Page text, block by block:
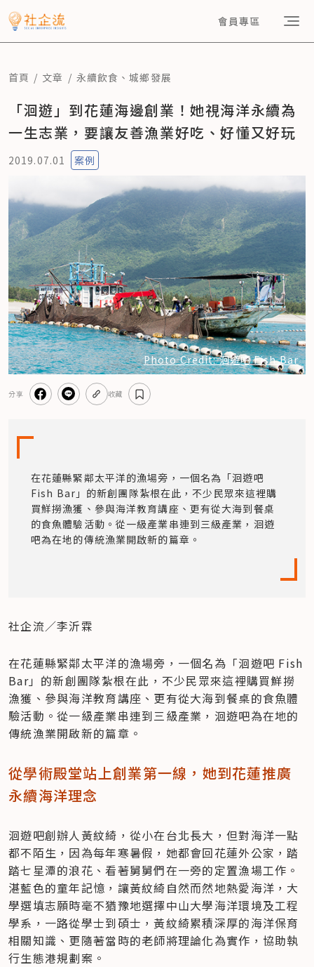
會員專區
首頁 文章 永續飲食 、城鄉發展
「洄遊」到花蓮海邊創業！她視海洋永續為
一生志業，要讓友善漁業好吃、好懂又好玩
2019.07.01 案例
Photo Credit: 洄遊吧 Fish Bar
分享 收藏
在花蓮縣緊鄰太平洋的漁場旁，一個名為「洄遊吧
Fish Bar」的新創團隊紮根在此，不少民眾來這裡購
買鮮撈漁獲、參與海洋教育講座、更有從大海到餐桌
的食魚體驗活動。從一級產業串連到三級產業，洄遊
吧為在地的傳統漁業開啟新的篇章。
社企流／李沂霖
在花蓮縣緊鄰太平洋的漁場旁，一個名為「洄遊吧 Fish
Bar」的新創團隊紮根在此，不少民眾來這裡購買鮮撈
漁獲、參與海洋教育講座、更有從大海到餐桌的食魚體
驗活動。從一級產業串連到三級產業，洄遊吧為在地的
傳統漁業開啟新的篇章。
從學術殿堂站上創業第一線，她到花蓮推廣
永續海洋理念
洄遊吧創辦人黃紋綺，從小在台北長大，但對海洋一點
都不陌生，因為每年寒暑假，她都會回花蓮外公家，踏
踏七星潭的浪花、看著舅舅們在一旁的定置漁場工作。
湛藍色的童年記憶，讓黃紋綺自然而然地熱愛海洋，大
學選填志願時毫不猶豫地選擇中山大學海洋環境及工程
學系，一路從學士到碩士，黃紋綺累積深厚的海洋保育
相關知識、更隨著當時的老師將理論化為實作，協助執
行生態港規劃案。